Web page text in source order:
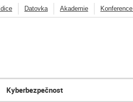
Datovka Akademie
Kyberbezpečnost